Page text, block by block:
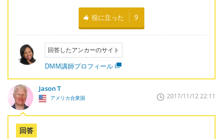
役に立った 9
回答したアンカーのサイト
DMM講師プロフィール
Jason T
アメリカ合衆国 2017/11/12 22:11
回答